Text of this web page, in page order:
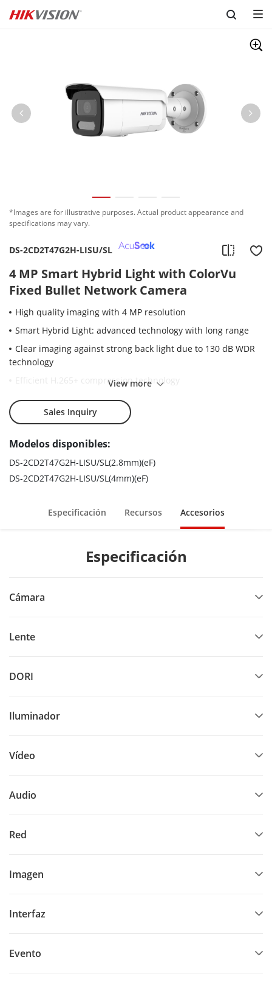
Skip to content
*Images are for illustrative purposes. Actual product appearance and
specifications may vary.
DS-2CD2T47G2H-LISU/SL
4 MP Smart Hybrid Light with ColorVu
Fixed Bullet Network Camera
High quality imaging with 4 MP resolution
Smart Hybrid Light: advanced technology with long range
Clear imaging against strong back light due to 130 dB WDR
technology
Efficient H.265+ compression technology
Focus on human and vehicle classification based on deep
learning
Provide real-time security via built-in two-way audio
Support on-board storage up to 512 GB (SD card slot)
Audio and alarm interface available
View more
Sales Inquiry
Modelos disponibles:
DS-2CD2T47G2H-LISU/SL(2.8mm)(eF)
DS-2CD2T47G2H-LISU/SL(4mm)(eF)
Especificación Recursos Accesorios
Especificación
Cámara
Lente
DORI
Iluminador
Vídeo
Audio
Red
Imagen
Interfaz
Evento